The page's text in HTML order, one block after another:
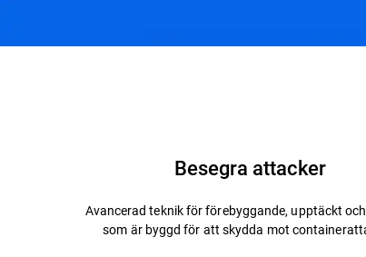
Besegra attacker
Avancerad teknik för förebyggande, upptäckt
som är byggd för att skydda mot